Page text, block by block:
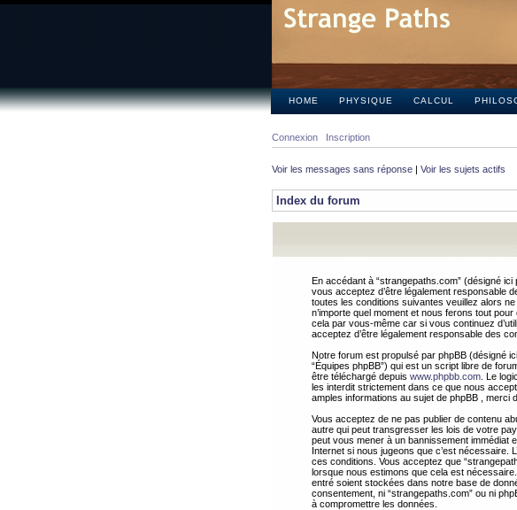
HOME PHYSIQUE CALCUL
Connexion Inscription
Voir les messages sans réponse | Voir les sujets actifs
Index du forum
En accédant à “strangepaths.com” (désigné ici
vous acceptez d’être légalement responsable
toutes les conditions suivantes veuillez alors
n’importe quel moment et nous ferons tout
cela par vous-même car si vous continuez
acceptez d’être légalement responsable des
Notre forum est propulsé par phpBB (désigné ici
“Équipes phpBB”) qui est un script libre de
être téléchargé depuis www.phpbb.com . Le
les interdit strictement dans ce que nous
amples informations au sujet de phpBB , merci
Vous acceptez de ne pas publier de contenu
autre qui peut transgresser les lois de votre
peut vous mener à un bannissement immédiat
Internet si nous jugeons que c’est nécessaire.
ces conditions. Vous acceptez que
lorsque nous estimons que cela est
entré soient stockées dans notre base de
consentement, ni “strangepaths.com” ou ni
à compromettre les données.